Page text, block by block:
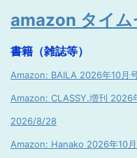
amazon タイム
書籍（雑誌等）
Amazon: BAILA 2026年10月
Amazon: CLASSY.増刊 2026
2026/8/28
Amazon: Hanako 2026年10